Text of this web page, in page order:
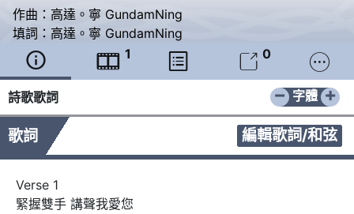
作曲： 高達。寧 GundamNing
填詞： 高達。寧 GundamNing
  1   0 
詩歌歌詞 − +
字體
歌詞 編輯歌詞/和弦
Verse 1
緊握雙手 講聲我愛您